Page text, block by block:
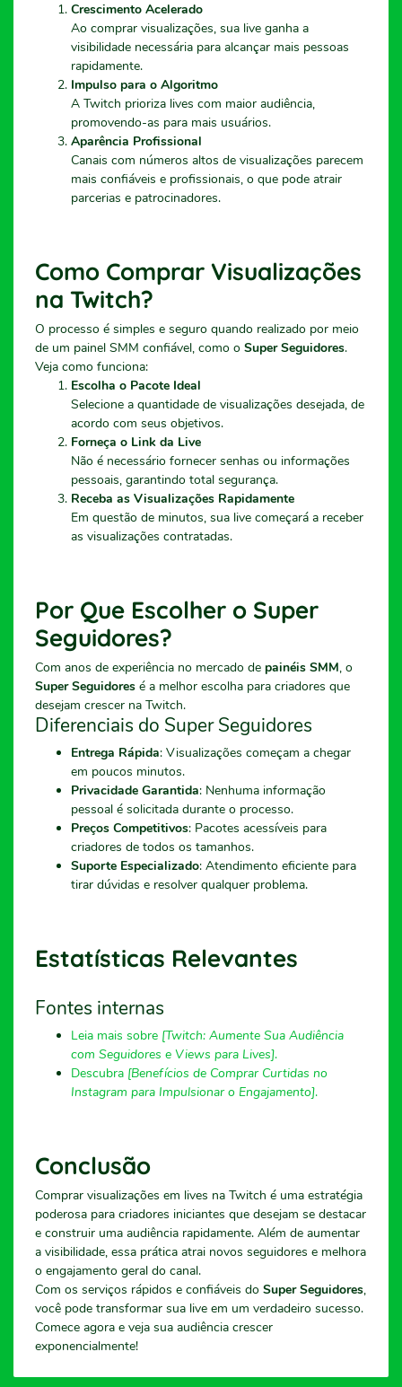
Crescimento Acelerado
Ao comprar visualizações, sua live ganha a
visibilidade necessária para alcançar mais pessoas
rapidamente.
Impulso para o Algoritmo
A Twitch prioriza lives com maior audiência,
promovendo-as para mais usuários.
Aparência Profissional
Canais com números altos de visualizações parecem
mais confiáveis e profissionais, o que pode atrair
parcerias e patrocinadores.
Como Comprar Visualizações
na Twitch?
O processo é simples e seguro quando realizado por meio
de um painel SMM confiável, como o Super Seguidores.
Veja como funciona:
Escolha o Pacote Ideal
Selecione a quantidade de visualizações desejada, de
acordo com seus objetivos.
Forneça o Link da Live
Não é necessário fornecer senhas ou informações
pessoais, garantindo total segurança.
Receba as Visualizações Rapidamente
Em questão de minutos, sua live começará a receber
as visualizações contratadas.
Por Que Escolher o Super
Seguidores?
Com anos de experiência no mercado de painéis SMM, o
Super Seguidores é a melhor escolha para criadores que
desejam crescer na Twitch.
Diferenciais do Super Seguidores
Entrega Rápida: Visualizações começam a chegar
em poucos minutos.
Privacidade Garantida: Nenhuma informação
pessoal é solicitada durante o processo.
Preços Competitivos: Pacotes acessíveis para
criadores de todos os tamanhos.
Suporte Especializado: Atendimento eficiente para
tirar dúvidas e resolver qualquer problema.
Estatísticas Relevantes
Fontes internas
Leia mais sobre [Twitch: Aumente Sua Audiência
com Seguidores e Views para Lives].
Descubra [Benefícios de Comprar Curtidas no
Instagram para Impulsionar o Engajamento].
Conclusão
Comprar visualizações em lives na Twitch é uma estratégia
poderosa para criadores iniciantes que desejam se destacar
e construir uma audiência rapidamente. Além de aumentar
a visibilidade, essa prática atrai novos seguidores e melhora
o engajamento geral do canal.
Com os serviços rápidos e confiáveis do Super Seguidores,
você pode transformar sua live em um verdadeiro sucesso.
Comece agora e veja sua audiência crescer
exponencialmente!